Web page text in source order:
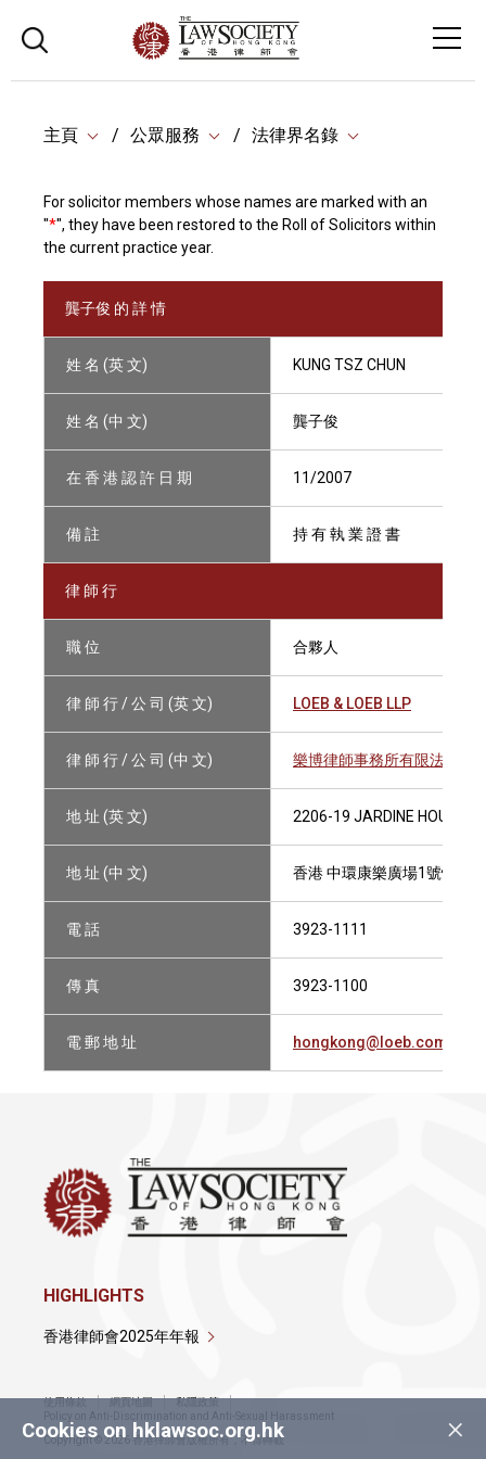
主頁 公眾服務 法律界名錄
For solicitor members whose names are marked with an
"*", they have been restored to the Roll of Solicitors within
the current practice year.
龔子俊 的 詳 情
姓 名 (英 文) KUNG TSZ CHUN
姓 名 (中 文) 龔子俊
在 香 港 認 許 日 期 11/2007
備 註 持 有 執 業 證 書
律 師 行
職 位 合夥人
律 師 行 / 公 司 (英 文) LOEB & LOEB LLP
律 師 行 / 公 司 (中 文) 樂博律師事務所有限法律責
地 址 (英 文) 2206-19 JARDINE HOUSE, 1
地 址 (中 文) 香港 中環康樂廣場1號怡和
電 話 3923-1111
傳 真 3923-1100
電 郵 地 址 hongkong@loeb.com
×
Cookies on hklawsoc.org.hk
HIGHLIGHTS
香港律師會2025年年報
使用條款 網頁地圖
私隱政策
Policy on Anti-Discrimination and Anti-Sexual Harassment
Copyright © 2026 香港律師會版權所有，不得轉載